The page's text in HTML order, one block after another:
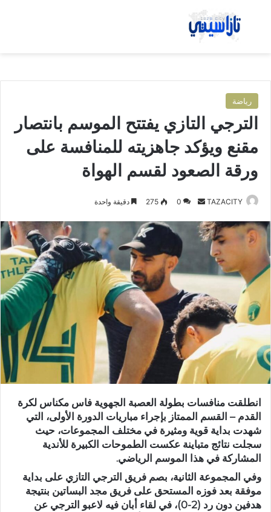
بحث عن
رياضة
الترجي التازي يفتتح الموسم بانتصار
مقنع ويؤكد جاهزيته للمنافسة على
ورقة الصعود لقسم الهواة
TAZACITY
ر
د
إ
ل
ك
ت
و
ن
ي
ا
0
275 دقيقة واحدة
انطلقت منافسات بطولة العصبة الجهوية فاس مكناس لكرة
القدم – القسم الممتاز بإجراء مباريات الدورة الأولى، التي
شهدت بداية قوية ومثيرة في مختلف المجموعات، حيث
سجلت نتائج متباينة عكست الطموحات الكبيرة للأندية
المشاركة في هذا الموسم الرياضي.
وفي المجموعة الثانية، بصم فريق الترجي التازي على بداية
موفقة بعد فوزه المستحق على فريق مجد البساتين بنتيجة
هدفين دون رد (2-0)
، في لقاء أبان فيه لاعبو الترجي عن